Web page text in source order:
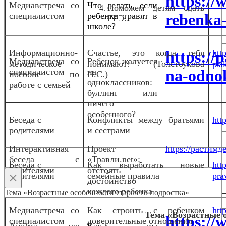
Медиавстреча со
специалистом
Что делать, если
ребенка травят в
школе?
Медиавстреча со
специалистом
Ребенок жалуется
на
одноклассников:
буллинг или
ничего
особенного?
https://
na-
Интерактивная
беседа с
родителями
Проект
«Травли.net»:
отстоять
достоинство
каждого ребенка
https://
https://
Поможем детям сдать
ЕГЭ.
Информационно-
методическое
пособие по
работе с семьей
Счастье, это когда тебя
понимают! (Толстоухова
Н.С.)
Беседа с
родителями
Конфликты между братьями
и сестрами
Беседа с
родителями
Как выработать новые
семейные правила
Медиавстреча со
специалистом
Как строить с ребенком
доверительные отношения
×
Тема «Возрастные особенности старшего подростка»
Тема «Возрастные